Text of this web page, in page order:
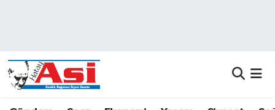
Dünya
Hava Durumu